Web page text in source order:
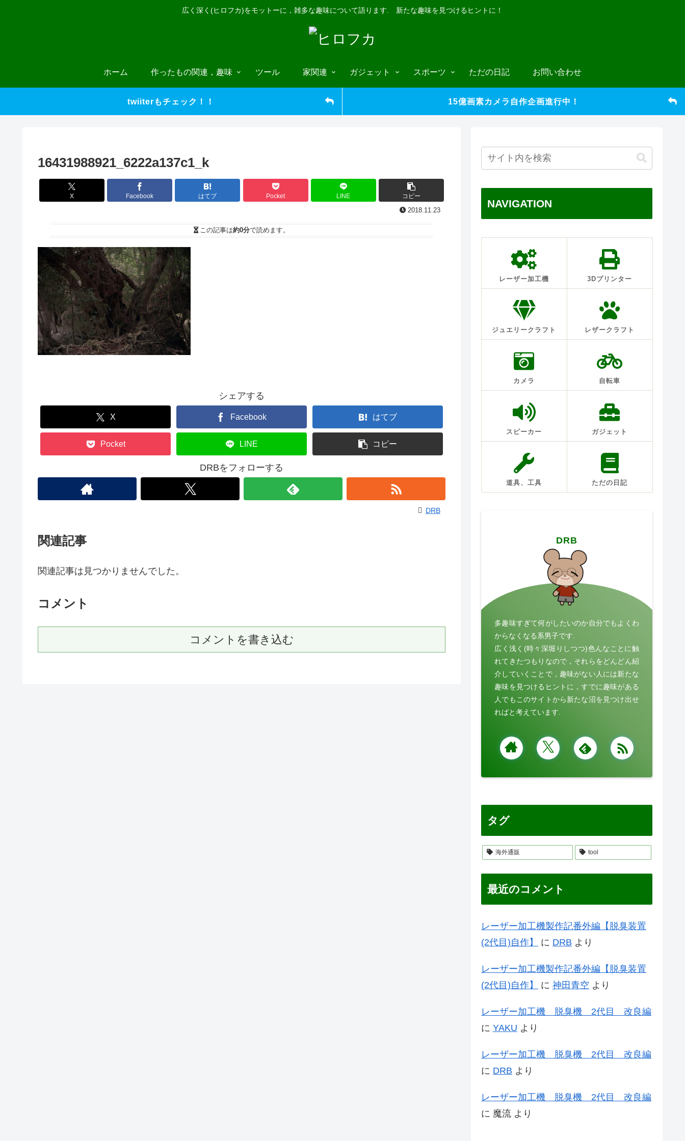
広く深く(ヒロフカ)をモットーに，雑多な趣味について語ります. 新たな趣味を見つけるヒントに！
ホーム 作ったもの関連，趣味 ツール 家関連 ガジェット スポーツ ただの日記 お問い合わせ
twiiterもチェック！！ 15億画素カメラ自作企画進行中！
16431988921_6222a137c1_k
X Facebook はてブ Pocket LINE コピー
2018.11.23
この記事は約0分で読めます。
シェアする
X Facebook はてブ
Pocket LINE コピー
DRBをフォローする
DRB
関連記事
関連記事は見つかりませんでした。
コメント
コメントを書き込む
NAVIGATION
レーザー加工機 3Dプリンター
ジュエリークラフト レザークラフト
カメラ 自転車
スピーカー ガジェット
道具、工具 ただの日記
DRB
多趣味すぎて何がしたいのか自分でもよくわ
からなくなる系男子です.
広く浅く(時々深堀りしつつ)色んなことに触
れてきたつもりなので，それらをどんどん紹
介していくことで，趣味がない人には新たな
趣味を見つけるヒントに，すでに趣味がある
人でもこのサイトから新たな沼を見つけ出せ
ればと考えています.
タグ
海外通販 tool
最近のコメント
レーザー加工機製作記番外編【脱臭装置
(2代目)自作】
に DRB より
レーザー加工機製作記番外編【脱臭装置
(2代目)自作】
に 神田青空 より
レーザー加工機 脱臭機 2代目 改良編
に YAKU より
レーザー加工機 脱臭機 2代目 改良編
に DRB より
レーザー加工機 脱臭機 2代目 改良編
に 魔流 より